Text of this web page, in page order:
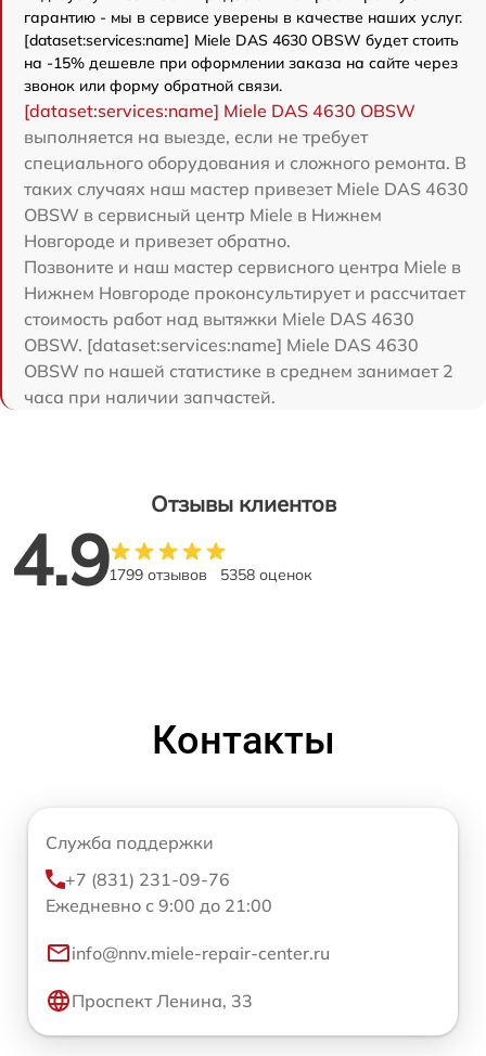
гарантию - мы в сервисе уверены в качестве наших услуг.
[dataset:services:name] Miele DAS 4630 OBSW будет стоить
на -15% дешевле при оформлении заказа на сайте через
звонок или форму обратной связи.
[dataset:services:name] Miele DAS 4630 OBSW
выполняется на выезде, если не требует
специального оборудования и сложного ремонта. В
таких случаях наш мастер привезет Miele DAS 4630
OBSW в сервисный центр Miele в Нижнем
Новгороде и привезет обратно.
Позвоните и наш мастер сервисного центра Miele в
Нижнем Новгороде проконсультирует и рассчитает
стоимость работ над вытяжки Miele DAS 4630
OBSW. [dataset:services:name] Miele DAS 4630
OBSW по нашей статистике в среднем занимает 2
часа при наличии запчастей.
Отзывы клиентов
4.91799 отзывов 5358 оценок
Контакты
Служба поддержки
+7 (831) 231-09-76
Ежедневно с 9:00 до 21:00
info@nnv.miele-repair-center.ru
Проспект Ленина, 33